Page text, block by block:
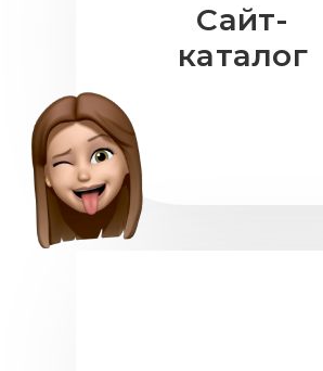
Сайт-
каталог